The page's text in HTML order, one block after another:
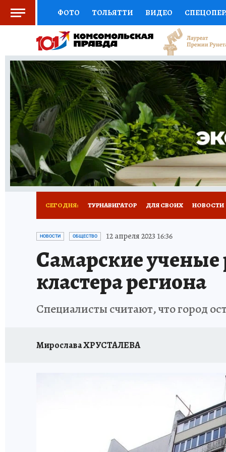
ФОТО ТОЛЬЯТТИ ВИДЕО
СОЦПОДДЕРЖКА НАУКА СПОРТ
ВЫБОР ЭКСПЕРТОВ ДОКТОР
КНИЖНАЯ ПОЛКА ПРОГНОЗЫ НА СПОРТ
ПРЕСС-ЦЕНТР НЕДВИЖИМОСТЬ
КОЛЛЕКЦИИ КП РЕКЛАМА
СЕГОДНЯ: ТУРНАВИГАТОР ДЛЯ СВОИХ НОВОСТИ
НАДЕЖНЫЕ РАБОТОДАТЕЛИ
НОВЫЙ ГОД В САМАРЕ КП В МАХ
КУЙБЫШЕВ - ФРОНТУ ИТОГИ ГОДА-2024
ЗАПОВЕДНАЯ РОССИЯ СЧАСТЬЕ В СЕМЬЕ
НОВОСТИ ОБЩЕСТВО 12 апреля 2023 16:36
Самарские ученые
кластера региона
Специалисты считают, что город
Мирослава ХРУСТАЛЕВА